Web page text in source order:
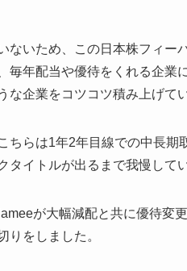
いため、この日本株フィー
毎年配当や優待をくれる企業
企業をコツコツ積み上げて
らは1年2年目線での中長期
イトルが出るまで我慢して
が大幅減配と共に優待変
りをしました。